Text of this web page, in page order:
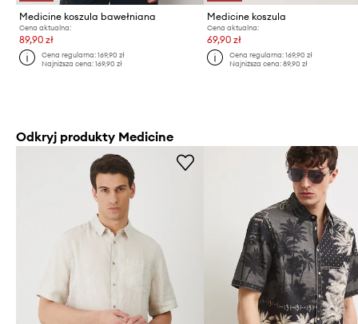
Medicine koszula bawełniana
Cena aktualna:
89,90 zł
Cena regularna:169,90 zł
Najniższa cena:169,90 zł
Medicine koszula
Cena aktualna:
69,90 zł
Cena regularna: 169,90 zł
Najniższa cena: 89,90 zł
Odkryj produkty Medicine